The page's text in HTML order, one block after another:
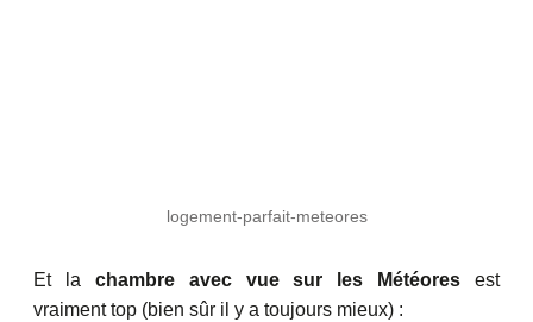
logement-parfait-meteores
Et la chambre avec vue sur les Météores est
vraiment top (bien sûr il y a toujours mieux) :